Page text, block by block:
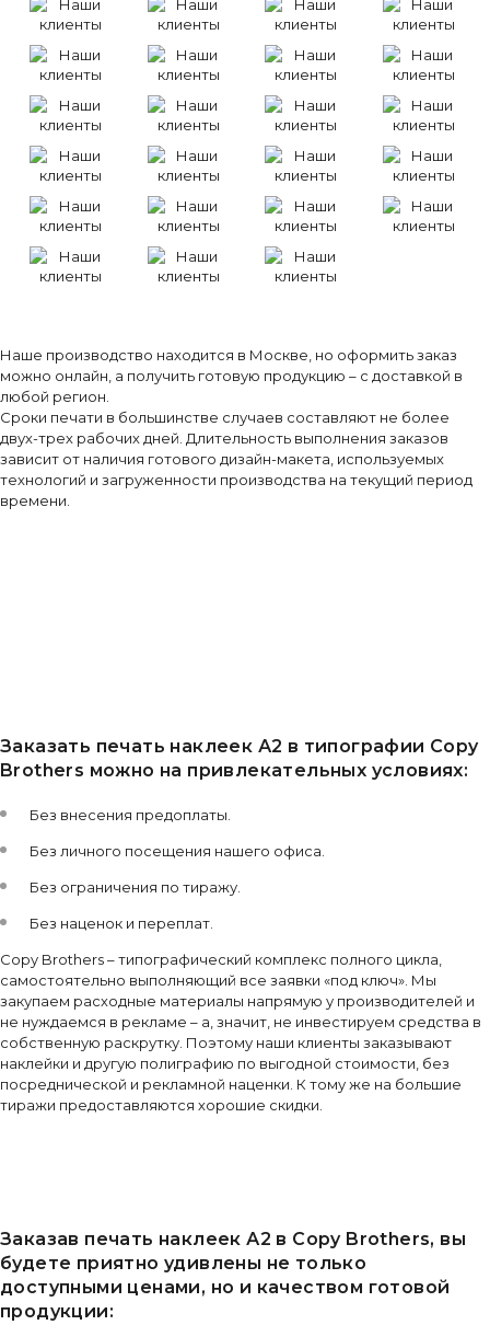
Наше производство находится в Москве, но оформить заказ
можно онлайн, а получить готовую продукцию – с доставкой в
любой регион.
Сроки печати в большинстве случаев составляют не более
двух-трех рабочих дней. Длительность выполнения заказов
зависит от наличия готового дизайн-макета, используемых
технологий и загруженности производства на текущий период
времени.
Заказать печать наклеек А2 в типографии Copy
Brothers можно на привлекательных условиях:
Без внесения предоплаты.
Без личного посещения нашего офиса.
Без ограничения по тиражу.
Без наценок и переплат.
Copy Brothers – типографический комплекс полного цикла,
самостоятельно выполняющий все заявки «под ключ». Мы
закупаем расходные материалы напрямую у производителей и
не нуждаемся в рекламе – а, значит, не инвестируем средства в
собственную раскрутку. Поэтому наши клиенты заказывают
наклейки и другую полиграфию по выгодной стоимости, без
посреднической и рекламной наценки. К тому же на большие
тиражи предоставляются хорошие скидки.
Заказав печать наклеек А2 в Copy Brothers, вы
будете приятно удивлены не только
доступными ценами, но и качеством готовой
продукции: